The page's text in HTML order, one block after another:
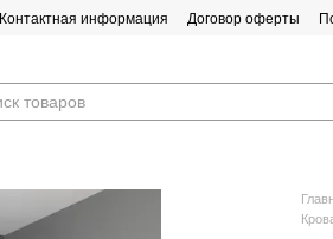
Контактная информация Договор оферты